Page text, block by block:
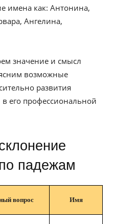
имена как: Антонина,
Ангелина,
значение и смысл
возможные
развития
его профессиональной
падежам
вопрос Имя